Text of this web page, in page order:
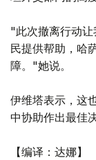
"此次撤离行动
民提供帮助，哈
障。"她说。
伊维塔表示，这
中协助作出最佳
【编译：达娜】